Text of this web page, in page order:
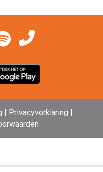
Privacyverklaring |